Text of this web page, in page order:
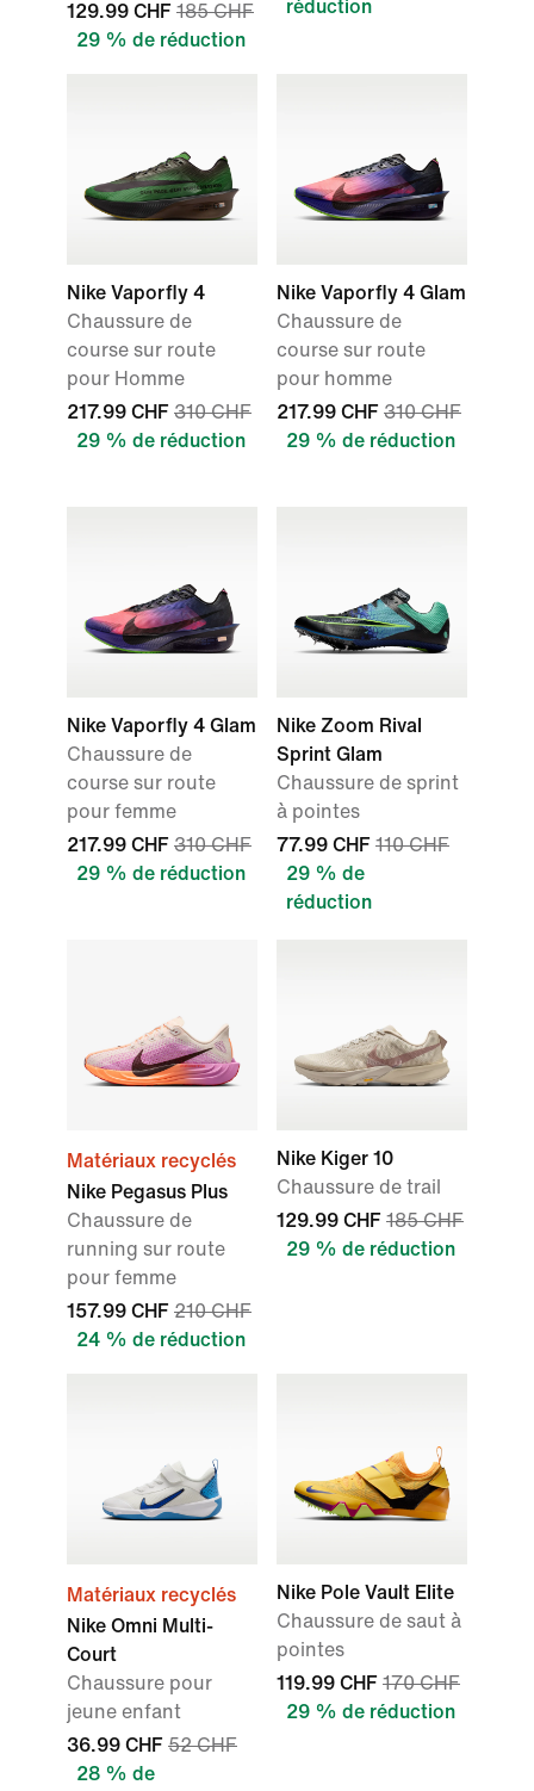
129.99 CHF 185 CHF
29 % de réduction
réduction
Nike Vaporfly 4
Chaussure de
course sur route
pour Homme
217.99 CHF 310 CHF
29 % de réduction
Nike Vaporfly 4 Glam
Chaussure de
course sur route
pour homme
217.99 CHF 310 CHF
29 % de réduction
Nike Vaporfly 4 Glam
Chaussure de
course sur route
pour femme
217.99 CHF 310 CHF
29 % de réduction
Nike Zoom Rival
Sprint Glam
Chaussure de sprint
à pointes
77.99 CHF 110 CHF
29 % de
réduction
Matériaux recyclés
Nike Pegasus Plus
Chaussure de
running sur route
pour femme
157.99 CHF 210 CHF
24 % de réduction
Nike Kiger 10
Chaussure de trail
129.99 CHF 185 CHF
29 % de réduction
Matériaux recyclés
Nike Omni Multi-
Court
Chaussure pour
jeune enfant
36.99 CHF 52 CHF
28 % de
Nike Pole Vault Elite
Chaussure de saut à
pointes
119.99 CHF 170 CHF
29 % de réduction